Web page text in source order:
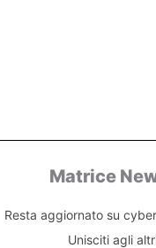
Matrice
Resta aggiornato su
Unisciti agli